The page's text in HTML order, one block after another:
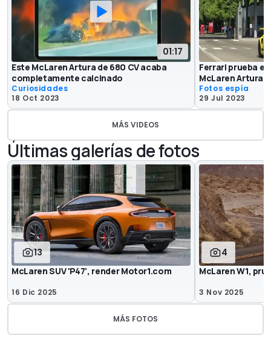
01:17
Este McLaren Artura de 680 CV acaba
completamente calcinado
Curiosidades
18 Oct 2023
Ferrari prueba el
McLaren Artura
Fotos espía
29 Jul 2023
MÁS VIDEOS
Últimas galerías de fotos
13
McLaren SUV 'P47', render Motor1.com
16 Dic 2025
4
McLaren W1,
3 Nov 2025
MÁS FOTOS